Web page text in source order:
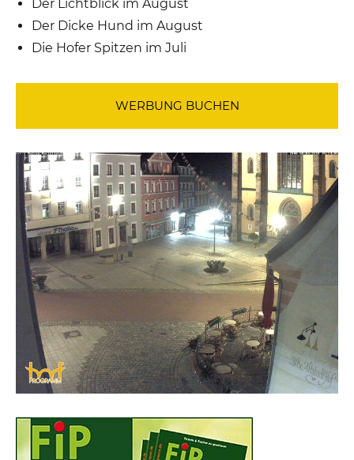
Der Lichtblick im August
Der Dicke Hund im August
Die Hofer Spitzen im Juli
WERBUNG BUCHEN